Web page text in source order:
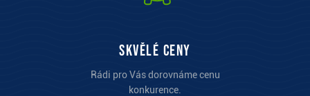
Skvělé ceny
Rádi pro Vás dorovnáme cenu
konkurence.